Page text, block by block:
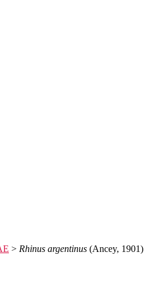
> Rhinus argentinus (Ancey, 1901)